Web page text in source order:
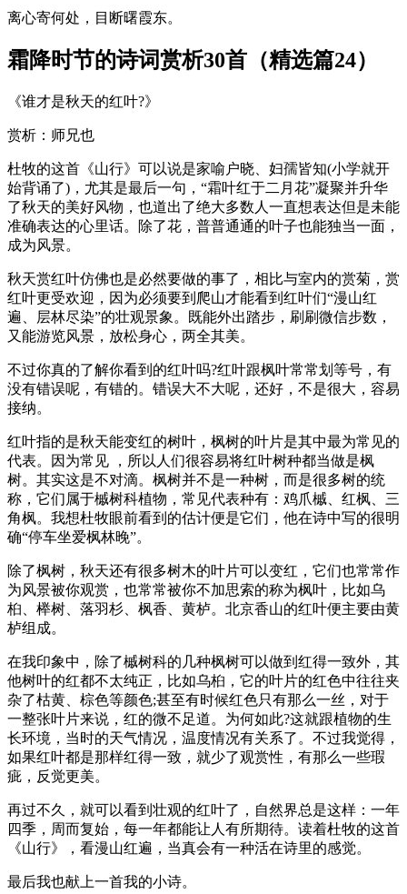
离心寄何处，目断曙霞东。
霜降时节的诗词赏析30首（精选篇24）
《谁才是秋天的红叶?》
赏析：师兄也
杜牧的这首《山行》可以说是家喻户晓、妇孺皆知(小学就开
始背诵了)，尤其是最后一句，“霜叶红于二月花”凝聚并升华
了秋天的美好风物，也道出了绝大多数人一直想表达但是未能
准确表达的心里话。除了花，普普通通的叶子也能独当一面，
成为风景。
秋天赏红叶仿佛也是必然要做的事了，相比与室内的赏菊，赏
红叶更受欢迎，因为必须要到爬山才能看到红叶们“漫山红
遍、层林尽染”的壮观景象。既能外出踏步，刷刷微信步数，
又能游览风景，放松身心，两全其美。
不过你真的了解你看到的红叶吗?红叶跟枫叶常常划等号，有
没有错误呢，有错的。错误大不大呢，还好，不是很大，容易
接纳。
红叶指的是秋天能变红的树叶，枫树的叶片是其中最为常见的
代表。因为常见 ，所以人们很容易将红叶树种都当做是枫
树。其实这是不对滴。枫树并不是一种树，而是很多树的统
称，它们属于槭树科植物，常见代表种有：鸡爪槭、红枫、三
角枫。我想杜牧眼前看到的估计便是它们，他在诗中写的很明
确“停车坐爱枫林晚”。
除了枫树，秋天还有很多树木的叶片可以变红，它们也常常作
为风景被你观赏，也常常被你不加思索的称为枫叶，比如乌
桕、榉树、落羽杉、枫香、黄栌。北京香山的红叶便主要由黄
栌组成。
在我印象中，除了槭树科的几种枫树可以做到红得一致外，其
他树叶的红都不太纯正，比如乌桕，它的叶片的红色中往往夹
杂了枯黄、棕色等颜色;甚至有时候红色只有那么一丝，对于
一整张叶片来说，红的微不足道。为何如此?这就跟植物的生
长环境，当时的天气情况，温度情况有关系了。不过我觉得，
如果红叶都是那样红得一致，就少了观赏性，有那么一些瑕
疵，反觉更美。
再过不久，就可以看到壮观的红叶了，自然界总是这样：一年
四季，周而复始，每一年都能让人有所期待。读着杜牧的这首
《山行》，看漫山红遍，当真会有一种活在诗里的感觉。
最后我也献上一首我的小诗。